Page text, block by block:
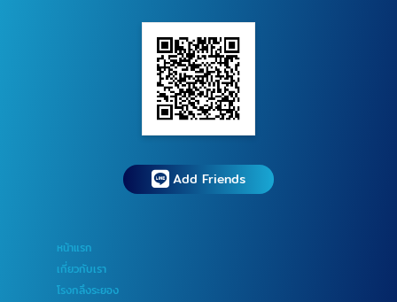
Add Friends
หน้าแรก
เกี่ยวกับเรา
โรงกลึงระยอง